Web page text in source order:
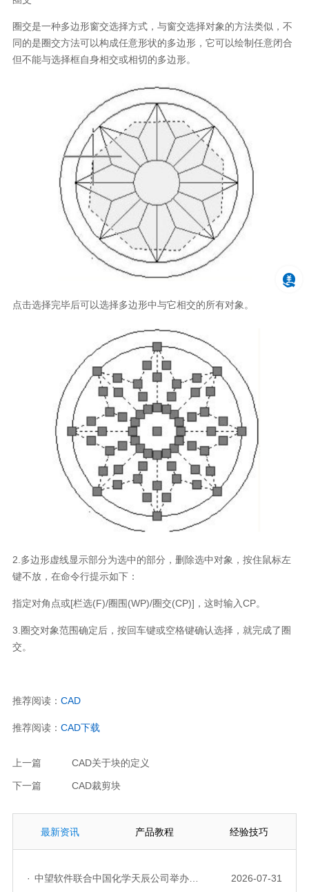
圈交是一种多边形窗交选择方式，与窗交选择对象的方法类似，不
同的是圈交方法可以构成任意形状的多边形，它可以绘制任意闭合
但不能与选择框自身相交或相切的多边形。
点击选择完毕后可以选择多边形中与它相交的所有对象。
2.多边形虚线显示部分为选中的部分，删除选中对象，按住鼠标左
键不放，在命令行提示如下：
指定对角点或[栏选(F)/圈围(WP)/圈交(CP)]，这时输入CP。
3.圈交对象范围确定后，按回车键或空格键确认选择，就完成了圈
交。
推荐阅读： CAD
推荐阅读： CAD下载
上一篇 CAD关于块的定义
下一篇 CAD裁剪块
最新资讯 产品教程 经验技巧
· 中望软件联合中国化学天辰公司举办“走进标杆企业”研讨会，共探流程工业数字化创新实践 2026-07-31